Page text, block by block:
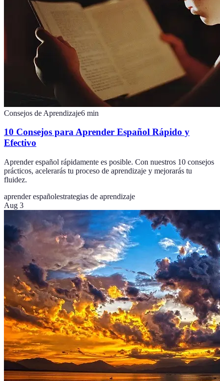
Consejos de Aprendizaje6 min
10 Consejos para Aprender Español Rápido y
Efectivo
Aprender español rápidamente es posible. Con nuestros 10 consejos
prácticos, acelerarás tu proceso de aprendizaje y mejorarás tu
fluidez.
aprender españolestrategias de aprendizaje
Aug 3